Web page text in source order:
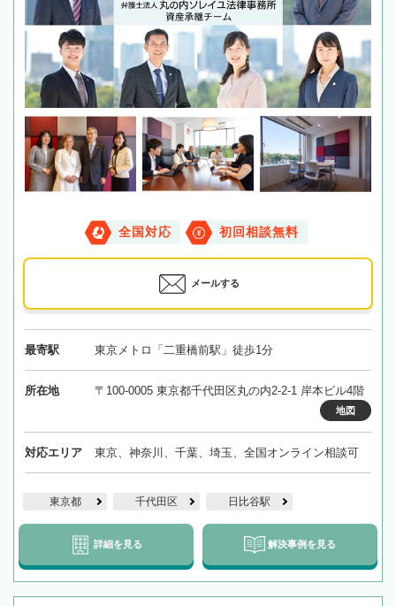
全国対応 初回相談無料
メールする
最寄駅 東京メトロ「二重橋前駅」徒歩1分
所在地 〒100-0005 東京都千代田区丸の内2-2-1 岸本ビル4階
地図
対応エリア 東京、神奈川、千葉、埼玉、全国オンライン相談可
東京都 千代田区 日比谷駅
詳細を見る 解決事例を見る